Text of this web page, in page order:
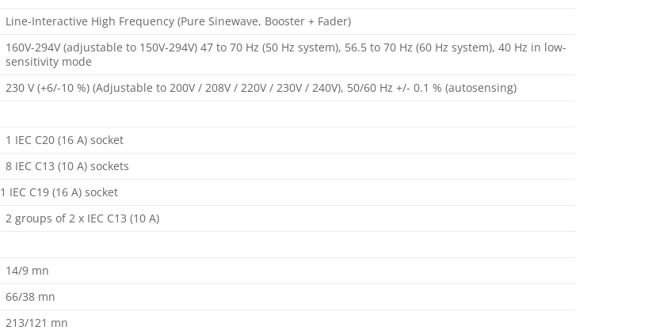
Line-Interactive High Frequency (Pure Sinewave, Booster + Fader)
160V-294V (adjustable to 150V-294V) 47 to 70 Hz (50 Hz system), 56.5 to 70 Hz (60 Hz system), 40 Hz in low-
sensitivity mode
230 V (+6/-10 %) (Adjustable to 200V / 208V / 220V / 230V / 240V), 50/60 Hz +/- 0.1 % (autosensing)
1 IEC C20 (16 A) socket
8 IEC C13 (10 A) sockets
1 IEC C19 (16 A) socket
2 groups of 2 x IEC C13 (10 A)
14/9 mn
66/38 mn
213/121 mn